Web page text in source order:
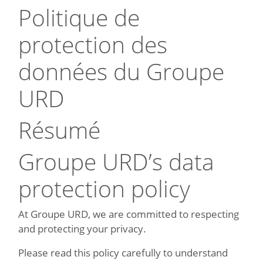
Politique de
protection des
données du Groupe
URD
Résumé
Groupe URD’s data
protection policy
At Groupe URD, we are committed to respecting
and protecting your privacy.
Please read this policy carefully to understand